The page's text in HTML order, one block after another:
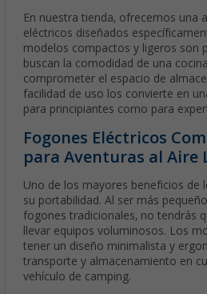
En nuestra tienda, ofrecemos una
eléctricos diseñados
modelos compactos y ligeros son
buscan la comodidad de una
comprometer el espacio de
facilidad de uso los convierte en
para principiantes como para
Fogones Eléctricos
para Aventuras al Aire
Uno de los mayores beneficios de
su portabilidad. Al ser más
fogones tradicionales, no tendrás
llevar equipos voluminosos. Los
tener un diseño minimalista y
transporte y almacenamiento en
vehículo de camping.